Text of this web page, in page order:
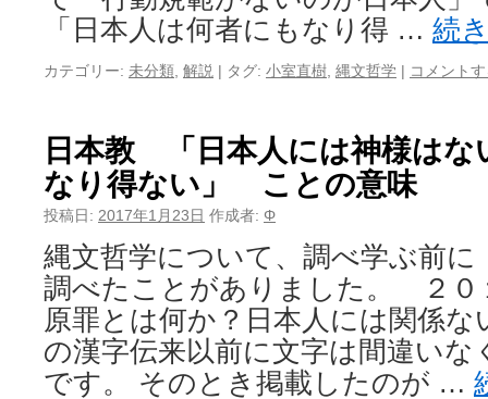
「日本人は何者にもなり得 … 続
カテゴリー: 未分類 解説 | タグ: 小室直樹 縄文哲学 | コメント
日本教 「日本人には神様はな
なり得ない」 ことの意味
投稿日: 2017年1月23日 作成者: Φ
縄文哲学について、調べ学ぶ前に
調べたことがありました。 ２０
原罪とは何か？日本人には関係な
の漢字伝来以前に文字は間違い
です。 そのとき掲載したのが …